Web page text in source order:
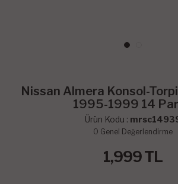
Nissan Almera Konsol-
1995-1999 14
Ürün Kodu :
0 Genel Değerlendirme
1,999TL